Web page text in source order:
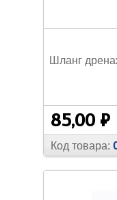
Шланг
85,00 ₽
Код товара: